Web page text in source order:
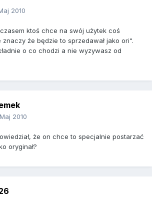
2010
ktoś chce na swój użytek coś
że będzie to sprzedawał jako ori".
o co chodzi a nie wyzywasz od
2010
że on chce to specjalnie postarzać
oryginał?